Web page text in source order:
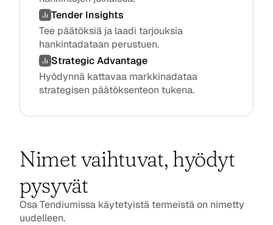
Tender Insights
Tee päätöksiä ja laadi tarjouksia
hankintadataan perustuen.
Strategic Advantage
Hyödynnä kattavaa markkinadataa
strategisen päätöksenteon tukena.
Nimet vaihtuvat, hyödyt
pysyvät
Osa Tendiumissa käytetyistä termeistä on nimetty
uudelleen.